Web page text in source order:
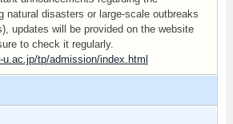
natural disasters or large-scale outbreaks
updates will be provided on the website
to check it regularly.
tp/admission/index.html